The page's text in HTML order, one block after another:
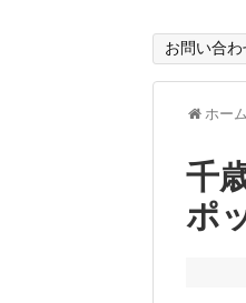
お問い合わ
ホーム
千
ポ